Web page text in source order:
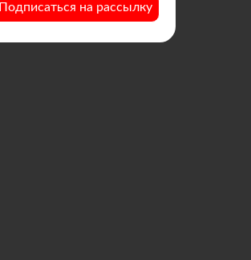
Подписаться на рассылку